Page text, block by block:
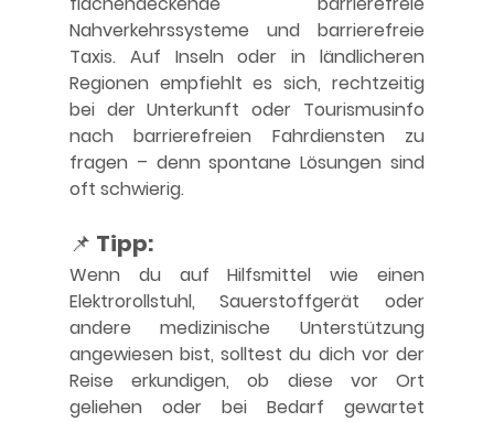
Nahverkehrssysteme und barrierefreie
Taxis. Auf Inseln oder in ländlicheren
Regionen empfiehlt es sich, rechtzeitig
bei der Unterkunft oder Tourismusinfo
nach barrierefreien Fahrdiensten zu
fragen – denn spontane Lösungen sind
oft schwierig.
📌 Tipp:
Wenn du auf Hilfsmittel wie einen
Elektrorollstuhl, Sauerstoffgerät oder
andere medizinische Unterstützung
angewiesen bist, solltest du dich vor der
Reise erkundigen, ob diese vor Ort
geliehen oder bei Bedarf gewartet